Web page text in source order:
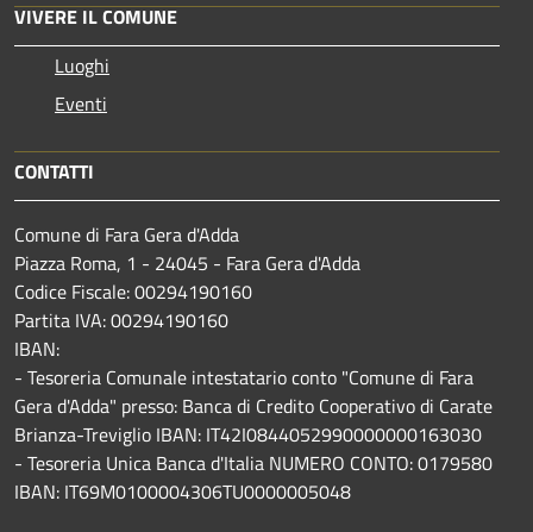
VIVERE IL COMUNE
Luoghi
Eventi
CONTATTI
Comune di Fara Gera d'Adda
Piazza Roma, 1 - 24045 - Fara Gera d'Adda
Codice Fiscale: 00294190160
Partita IVA: 00294190160
IBAN:
- Tesoreria Comunale intestatario conto "Comune di Fara
Gera d'Adda" presso: Banca di Credito Cooperativo di Carate
Brianza-Treviglio IBAN: IT42I0844052990000000163030
- Tesoreria Unica Banca d'Italia NUMERO CONTO: 0179580
IBAN: IT69M0100004306TU0000005048